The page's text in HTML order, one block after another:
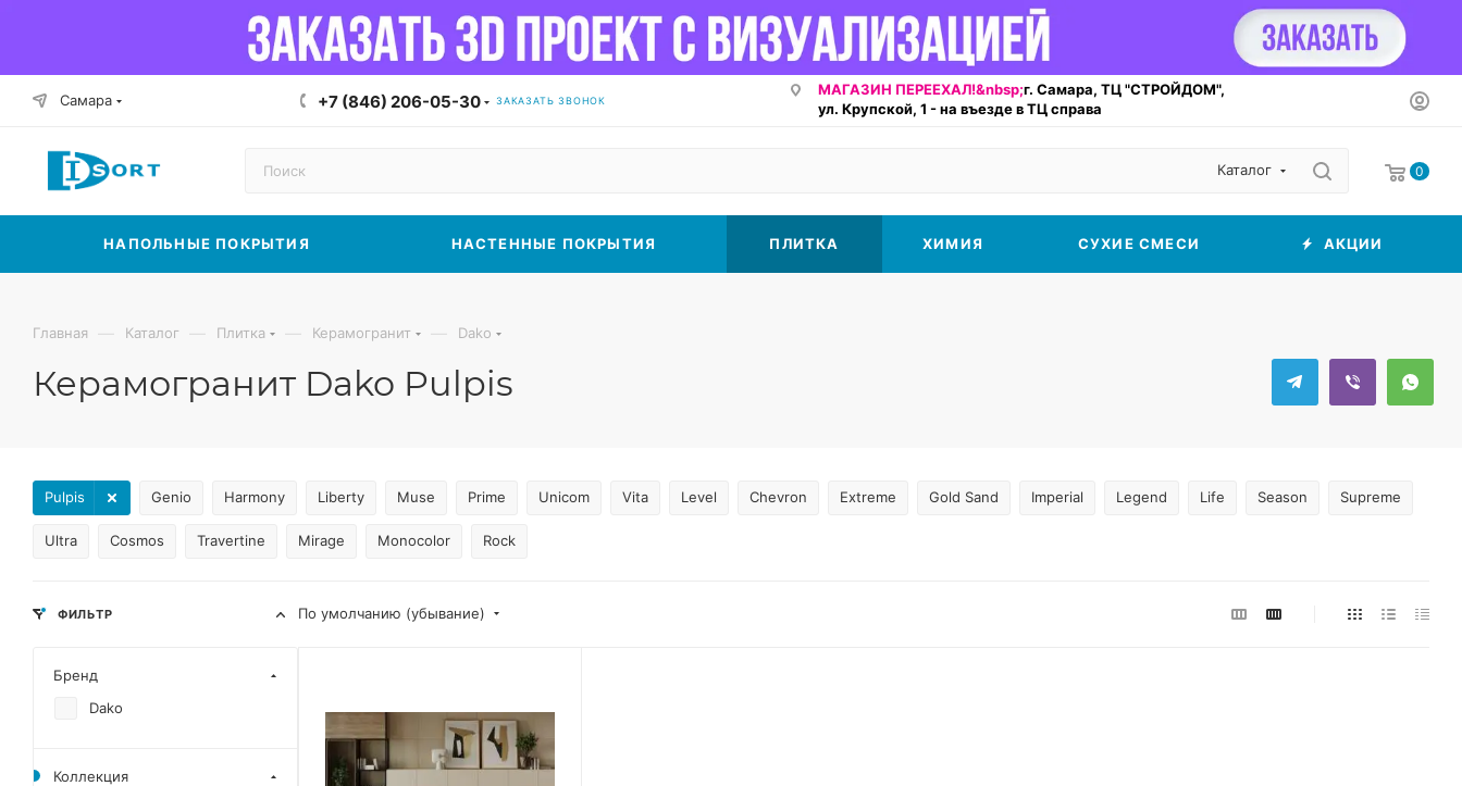
Самара +7 (846) 206-05-30 ЗАКАЗАТЬ ЗВОНОК
МАГАЗИН ПЕРЕЕХАЛ!&nbsp;г. Самара, ТЦ "СТРОЙДОМ",
ул. Крупской, 1 - на въезде в ТЦ справа
Каталог 0
НАПОЛЬНЫЕ ПОКРЫТИЯ НАСТЕННЫЕ ПОКРЫТИЯ ПЛИТКА ХИМИЯ СУХИЕ СМЕСИ АКЦИИ
Главная — Каталог — Плитка — Керамогранит — Dako
Керамогранит Dako Pulpis
Genio Harmony Liberty Muse Prime Unicom Vita Level Chevron Extreme Gold Sand Imperial Legend Life Season Supreme
Ultra Cosmos
Pulpis
Travertine Mirage Monocolor Rock
По умолчанию (убывание)
ФИЛЬТР
Бренд
Dako
Коллекция